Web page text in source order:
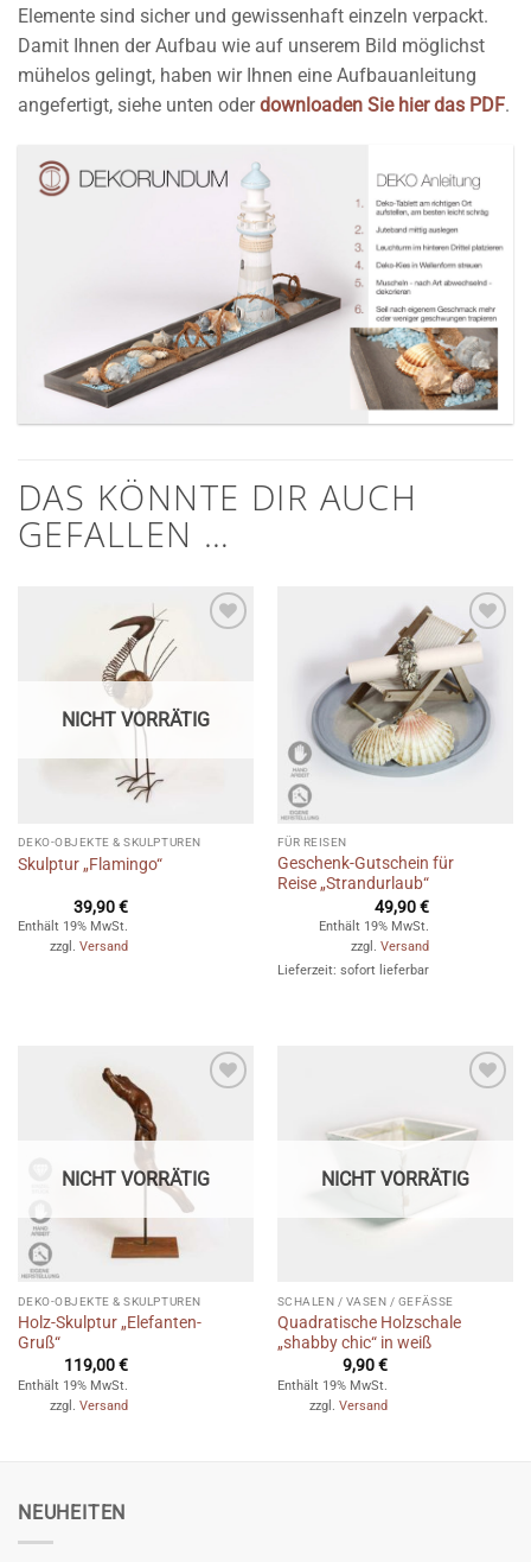
Elemente sind sicher und gewissenhaft einzeln verpackt.
Damit Ihnen der Aufbau wie auf unserem Bild möglichst
mühelos gelingt, haben wir Ihnen eine Aufbauanleitung
angefertigt, siehe unten oderdownloaden Sie hier das PDF.
DAS KÖNNTE DIR AUCH
GEFALLEN …
Wunschliste
NICHT VORRÄTIG
DEKO-OBJEKTE & SKULPTUREN
Skulptur „Flamingo“
39,90€
Enthält 19% MwSt.
zzgl. Versand
Auf die
Wunschliste
FÜR REISEN
Geschenk-Gutschein für
Reise „Strandurlaub“
49,90€
Enthält 19% MwSt.
zzgl. Versand
Lieferzeit: sofort lieferbar
NICHT VORRÄTIG
DEKO-OBJEKTE & SKULPTUREN
Holz-Skulptur „Elefanten-
Gruß“
119,00€
Enthält 19% MwSt.
zzgl. Versand
Wunschliste
NICHT VORRÄTIG
SCHALEN / VASEN / GEFÄSSE
Quadratische Holzschale
„shabby chic“ in weiß
9,90€
Enthält 19% MwSt.
zzgl. Versand
NEUHEITEN